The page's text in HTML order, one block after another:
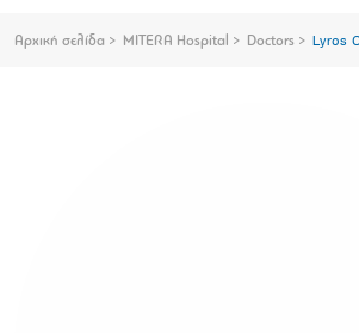
Αρχική σελίδα MITERA Hospital Doctors Lyros